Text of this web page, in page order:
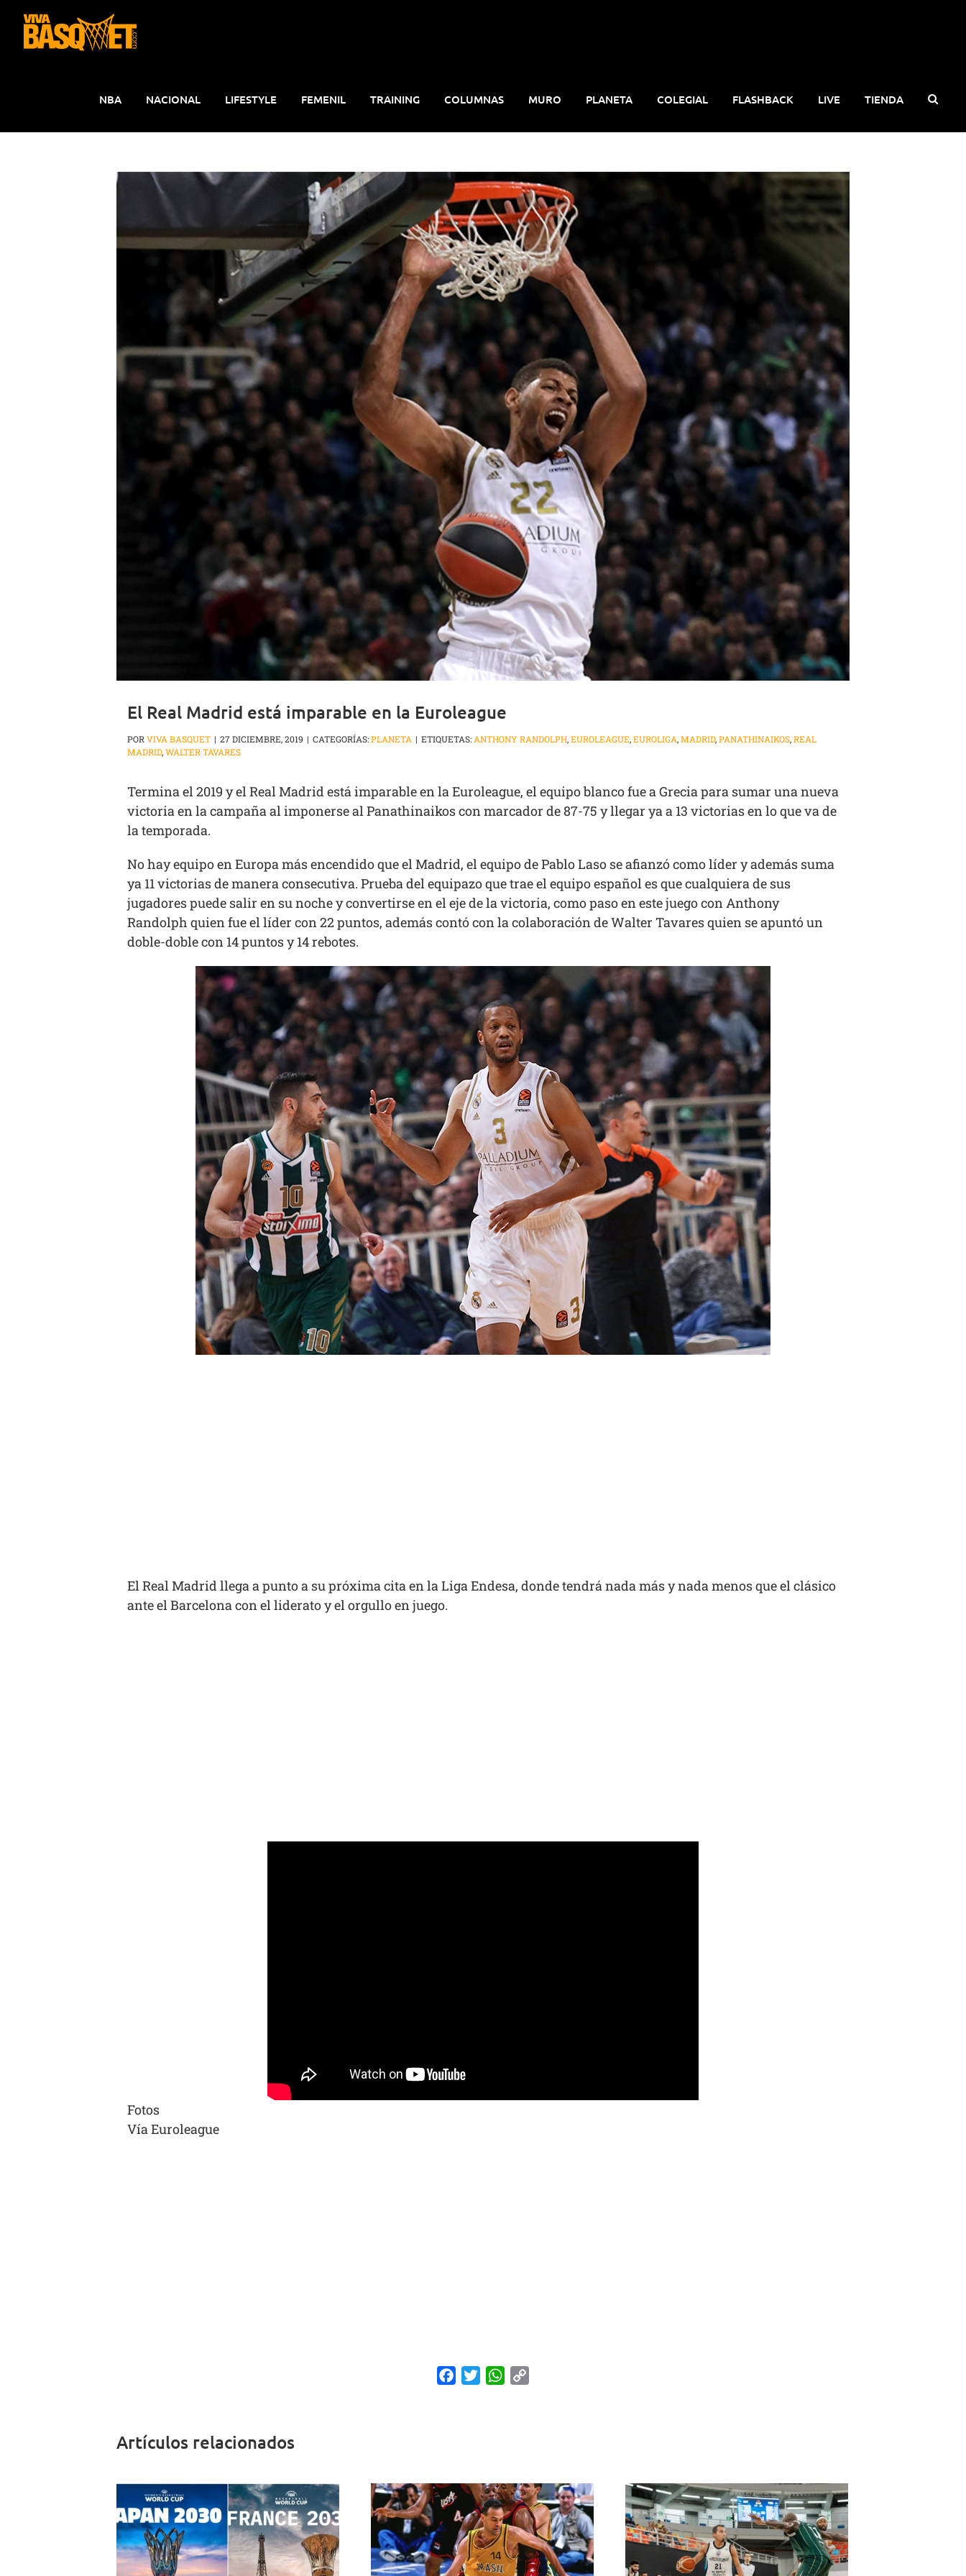
contenido
NBA NACIONAL LIFESTYLE FEMENIL TRAINING COLUMNAS MURO PLANETA COLEGIAL FLASHBACK LIVE TIENDA
El Real Madrid está imparable en la Euroleague
PORVIVA BASQUET | 27 DICIEMBRE, 2019 | CATEGORÍAS:PLANETA | ETIQUETAS:ANTHONY RANDOLPH,EUROLEAGUE,EUROLIGA,MADRID,PANATHINAIKOS,REAL
MADRID,WALTER TAVARES
Termina el 2019 y el Real Madrid está imparable en la Euroleague, el equipo blanco fue a Grecia para sumar una nueva
victoria en la campaña al imponerse al Panathinaikos con marcador de 87-75 y llegar ya a 13 victorias en lo que va de
la temporada.
No hay equipo en Europa más encendido que el Madrid, el equipo de Pablo Laso se afianzó como líder y además suma
ya 11 victorias de manera consecutiva. Prueba del equipazo que trae el equipo español es que cualquiera de sus
jugadores puede salir en su noche y convertirse en el eje de la victoria, como paso en este juego con Anthony
Randolph quien fue el líder con 22 puntos, además contó con la colaboración de Walter Tavares quien se apuntó un
doble-doble con 14 puntos y 14 rebotes.
El Real Madrid llega a punto a su próxima cita en la Liga Endesa, donde tendrá nada más y nada menos que el clásico
ante el Barcelona con el liderato y el orgullo en juego.
Fotos
Vía Euroleague
FacebookTwitterWhatsApp
Artículos relacionados